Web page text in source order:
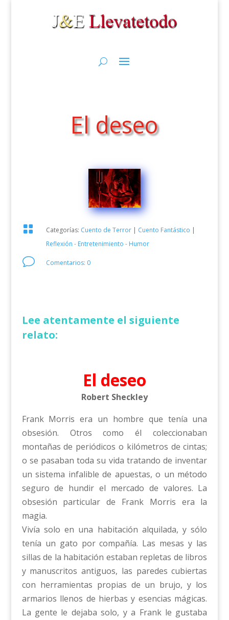
El deseo
 Categorías: Cuento de Terror| Cuento Fantástico |
Reflexión - Entretenimiento - Humor
v Comentarios: 0
Lee atentamente el siguiente
relato:
El deseo
Robert Sheckley
Frank Morris era un hombre que tenía una
obsesión. Otros como él coleccionaban
montañas de periódicos o kilómetros de cintas;
o se pasaban toda su vida tratando de inventar
un sistema infalible de apuestas, o un método
seguro de hundir el mercado de valores. La
obsesión particular de Frank Morris era la
magia.
Vivía solo en una habitación alquilada, y sólo
tenía un gato por compañía. Las mesas y las
sillas de la habitación estaban repletas de libros
y manuscritos antiguos, las paredes cubiertas
con herramientas propias de un brujo, y los
armarios llenos de hierbas y esencias mágicas.
La gente le dejaba solo, y a Frank le gustaba